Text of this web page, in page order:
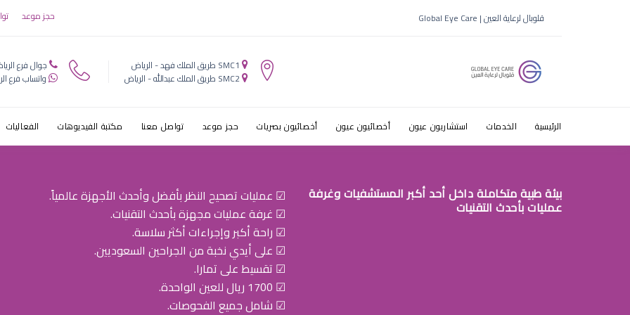
طبيب عيون ثمانيه اطفال
ممتازه
قلوبال لرعاية العين | Global Eye Care حجز موعد
SMC1 طريق الملك فهد - الرياض
SMC2 طريق الملك عبدالله - الرياض
جوال فرع
واتساب فرع
الرئيسية الخدمات استشاريون عيون أخصائيون عيون أخصائيون بصريات حجز موعد تواصل معنا مكتبة الفيديوهات الفعاليات
بيئة طبية متكاملة داخل أحد أكبر المستشفيات وغرفة
عمليات بأحدث التقنيات
☑ عمليات تصحيح النظر بأفضل وأحدث الأجهزة عالمياً.
☑ غرفة عمليات مجهزة بأحدث التقنيات.
☑ راحة أكبر وإجراءات أكثر سلاسة.
☑ على أيدي نخبة من الجراحين السعوديين.
☑ تقسيط على تمارا.
☑ 1700 ريال للعين الواحدة.
☑ شامل جميع الفحوصات.